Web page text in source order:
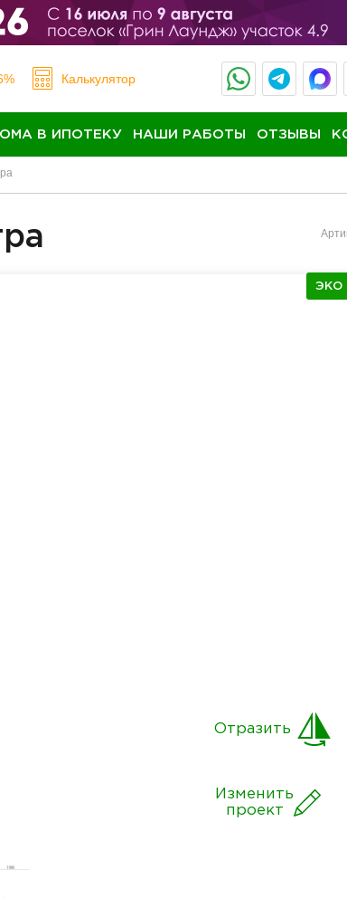
Калькулятор
В ИПОТЕКУ НАШИ РАБОТЫ ОТЗЫВЫ
ЭКО
Изменить
проект
Отразить